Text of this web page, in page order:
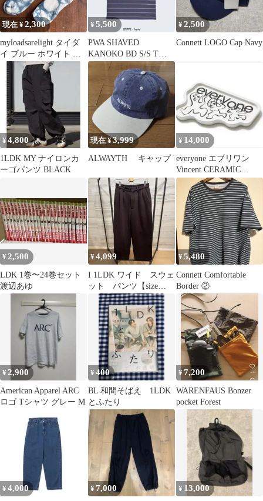
現在 ¥2,300
myloadsarelight タイダ
イ ブルー ホワイト グ
リーン
¥5,500
PWA SHAVED
KANOKO BD S/S T
GRAPE
¥2,500
Connett LOGO Cap Navy
¥4,800
1LDK MY ナイロンカ
ーゴパンツ BLACK
現在 ¥3,999
ALWAYTH キャップ
¥ 14,000
everyone エブリワン
Vincent CERAMIC
TRAY トレー
¥ 2,500
LDK 1巻〜24巻セット
渡辺あゆ
¥4,099
I 1LDK ワイド スウェ
ット パンツ【size
M】
¥5,480
Connett Comfortable
Border ②
¥ 2,900
American Apparel ARC
ロゴ Tシャツ グレー M
¥400
BL 和間そばえ 1LDK
とふたり
¥7,200
WARENFAUS Bonzer
pocket Forest
¥ 4,000 ¥7,000 ¥ 13,000